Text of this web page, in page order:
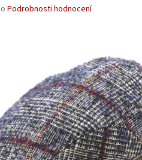
Podrobnosti hodnocení